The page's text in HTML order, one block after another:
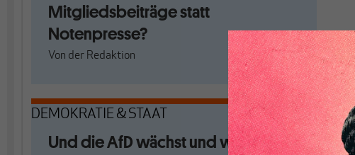
Mitgliedsbeiträge statt
Notenpresse?
Von der Redaktion
DEMOKRATIE & STAAT
Und die AfD wächst und wächst …